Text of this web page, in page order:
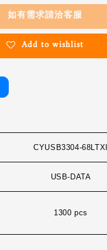
如有需求請洽客服
Add to wishlist
CYUSB3304-68LTXI
USB-DATA
1300 pcs